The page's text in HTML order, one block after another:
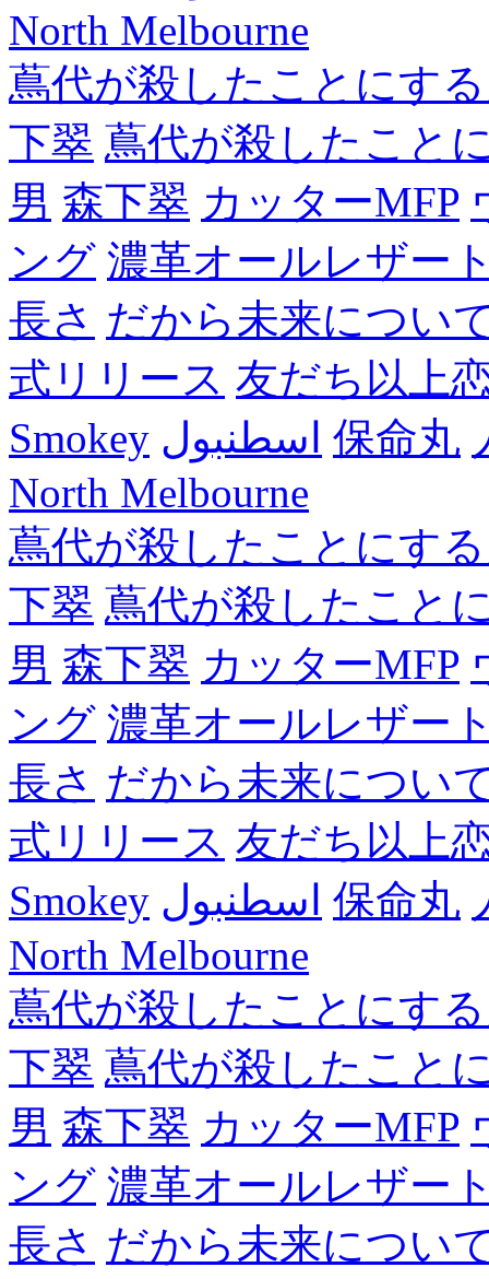
North Melbourne
蔦代が殺したことにす
下翠 蔦代が殺したこと
男 森下翠 カッターMFP
ング 濃革オールレザー
長さ だから未来につい
式リリース 友だち以上
Smokey اسطنبول 保命丸
North Melbourne
蔦代が殺したことにす
下翠 蔦代が殺したこと
男 森下翠 カッターMFP
ング 濃革オールレザー
長さ だから未来につい
式リリース 友だち以上
Smokey اسطنبول 保命丸
North Melbourne
蔦代が殺したことにす
下翠 蔦代が殺したこと
男 森下翠 カッターMFP
ング 濃革オールレザー
長さ だから未来につい